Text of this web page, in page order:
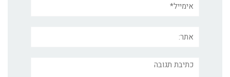
תגובה